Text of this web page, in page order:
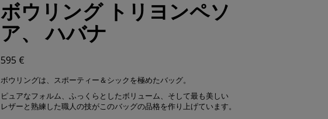
ボウリング トリヨンペソ
ア、 ハバナ
595 €
ボウリングは、スポーティー＆シックを極めたバッグ。
ピュアなフォルム、ふっくらとしたボリューム、そして最も美しい
レザーと熟練した職人の技がこのバッグの品格を作り上げています。